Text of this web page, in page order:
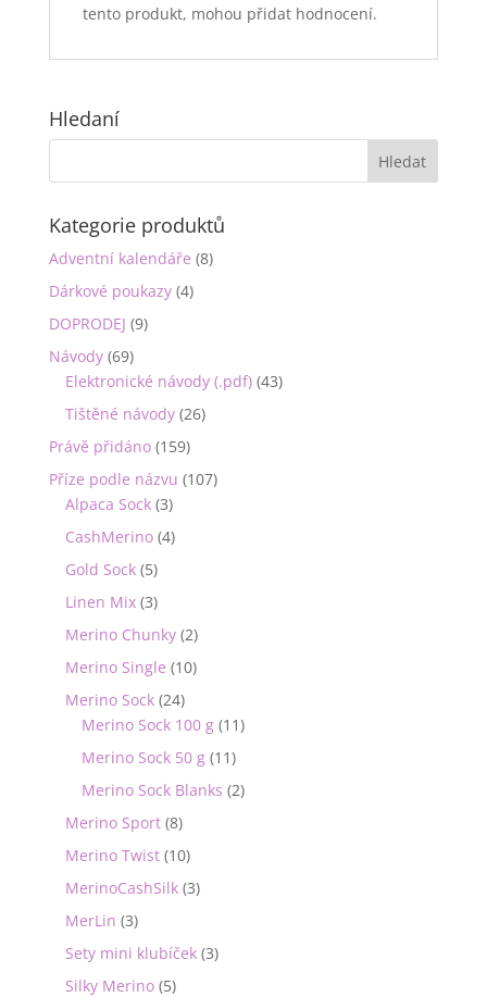
tento produkt, mohou přidat hodnocení.
Hledaní
Kategorie produktů
Adventní kalendáře (8)
Dárkové poukazy (4)
DOPRODEJ (9)
Návody (69)
Elektronické návody (.pdf) (43)
Tištěné návody (26)
Právě přidáno (159)
Příze podle názvu (107)
Alpaca Sock (3)
CashMerino (4)
Gold Sock (5)
Linen Mix (3)
Merino Chunky (2)
Merino Single (10)
Merino Sock (24)
Merino Sock 100 g (11)
Merino Sock 50 g (11)
Merino Sock Blanks (2)
Merino Sport (8)
Merino Twist (10)
MerinoCashSilk (3)
MerLin (3)
Sety mini klubíček (3)
Silky Merino (5)